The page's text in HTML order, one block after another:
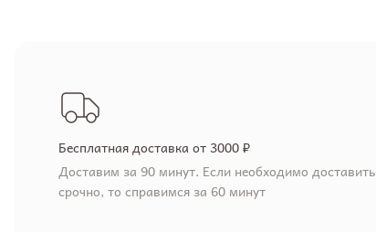
Бесплатная доставка от 3000 ₽
Доставим за 90 минут. Если необходимо доставить
срочно, то справимся за 60 минут